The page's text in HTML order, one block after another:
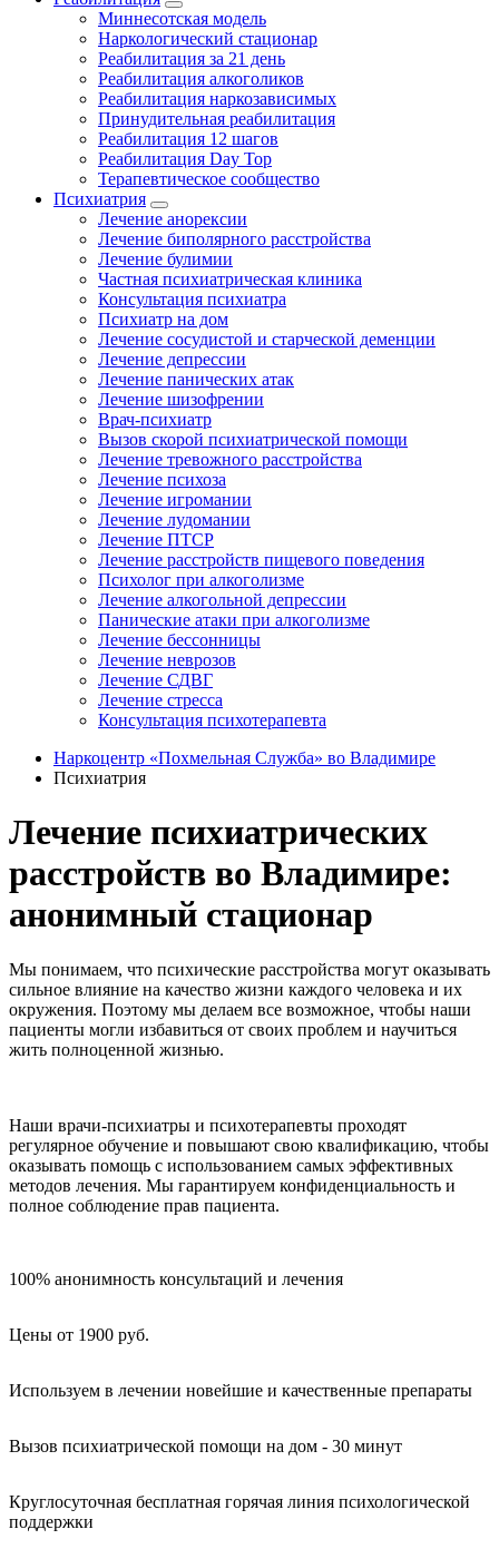
Миннесотская модель
Наркологический стационар
Реабилитация за 21 день
Реабилитация алкоголиков
Реабилитация наркозависимых
Принудительная реабилитация
Реабилитация 12 шагов
Реабилитация Day Top
Терапевтическое сообщество
Психиатрия
Лечение анорексии
Лечение биполярного расстройства
Лечение булимии
Частная психиатрическая клиника
Консультация психиатра
Психиатр на дом
Лечение сосудистой и старческой деменции
Лечение депрессии
Лечение панических атак
Лечение шизофрении
Врач-психиатр
Вызов скорой психиатрической помощи
Лечение тревожного расстройства
Лечение психоза
Лечение игромании
Лечение лудомании
Лечение ПТСР
Лечение расстройств пищевого поведения
Психолог при алкоголизме
Лечение алкогольной депрессии
Панические атаки при алкоголизме
Лечение бессонницы
Лечение неврозов
Лечение СДВГ
Лечение стресса
Консультация психотерапевта
Наркоцентр «Похмельная Служба» во Владимире
Психиатрия
Лечение психиатрических
расстройств во Владимире:
анонимный стационар
Мы понимаем, что психические расстройства могут оказывать
сильное влияние на качество жизни каждого человека и их
окружения. Поэтому мы делаем все возможное, чтобы наши
пациенты могли избавиться от своих проблем и научиться
жить полноценной жизнью.
Наши врачи-психиатры и психотерапевты проходят
регулярное обучение и повышают свою квалификацию, чтобы
оказывать помощь с использованием самых эффективных
методов лечения. Мы гарантируем конфиденциальность и
полное соблюдение прав пациента.
100% анонимность консультаций и лечения
Цены от 1900 руб.
Используем в лечении новейшие и качественные препараты
Вызов психиатрической помощи на дом - 30 минут
Круглосуточная бесплатная горячая линия психологической
поддержки